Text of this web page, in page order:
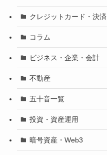
クレジットカード・決済
コラム
ビジネス・企業・会計
不動産
五十音一覧
投資・資産運用
暗号資産・Web3